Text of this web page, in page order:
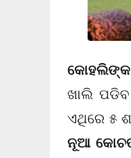
କୋହଲିଙ୍କ
ଖାଲି
ଏଥିରେ ୫
ନୂଆ